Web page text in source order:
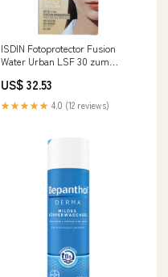
ISDIN Fotoprotector Fusion
Water Urban LSF 30 zum
Haut, 50 ml Creme
Hersteller_Ruehe Healthcare
GmbH
US$ 32.53
★★★★★ 4.0 (12 reviews)